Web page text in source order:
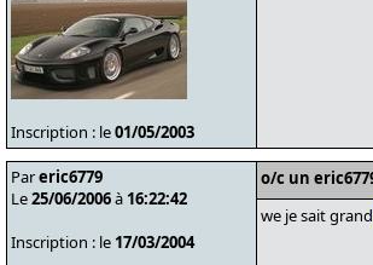
Inscription : le01/05/2003
Pareric6779
Le25/06/2006à 16:22:42
Inscription : le 17/03/2004
o/c un
we je sait grand